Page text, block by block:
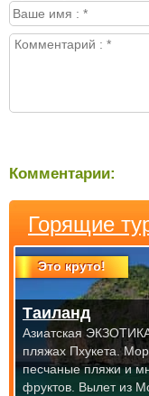
Комментарии:
Горящие
Это круто!
Таиланд
Азиатская
пляжах Пхукета.
песчаные пляжи и
фруктов. Вылет из